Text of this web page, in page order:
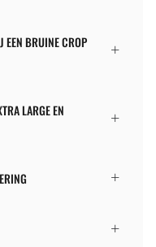
EEN BRUINE CROP
LARGE EN